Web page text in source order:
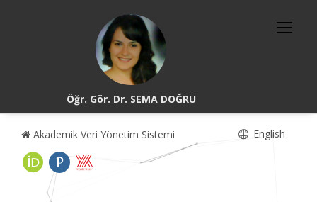
Öğr. Gör. Dr. SEMA DOĞRU
Akademik Veri Yönetim Sistemi English